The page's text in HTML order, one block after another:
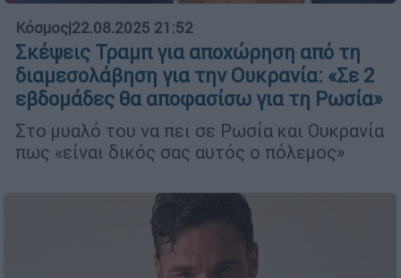
Κόσμος|22.08.2025 21:52
Σκέψεις Τραμπ για αποχώρηση από τη
διαμεσολάβηση για την Ουκρανία: «Σε 2
εβδομάδες θα αποφασίσω για τη Ρωσία»
Στο μυαλό του να πει σε Ρωσία και Ουκρανία
πως «είναι δικός σας αυτός ο πόλεμος»